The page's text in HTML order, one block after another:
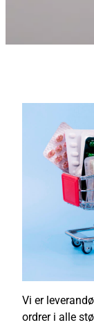
Vi er
ordrer i alle